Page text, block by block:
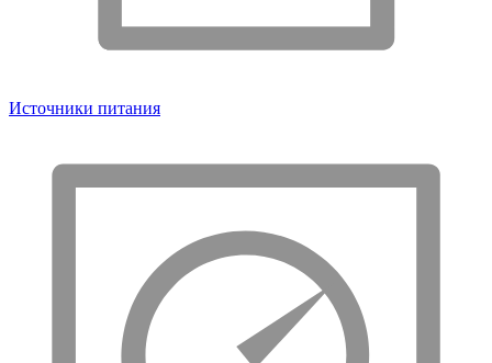
Источники питания